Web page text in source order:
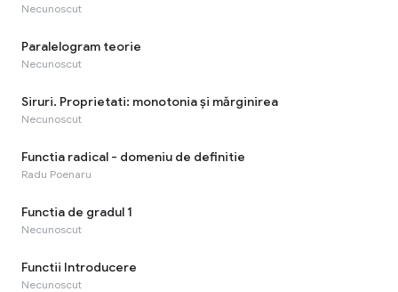
Necunoscut
Paralelogram teorie
Necunoscut
Siruri. Proprietati: monotonia şi mărginirea
Necunoscut
Functia radical - domeniu de definitie
Radu Poenaru
Functia de gradul 1
Necunoscut
Functii Introducere
Necunoscut